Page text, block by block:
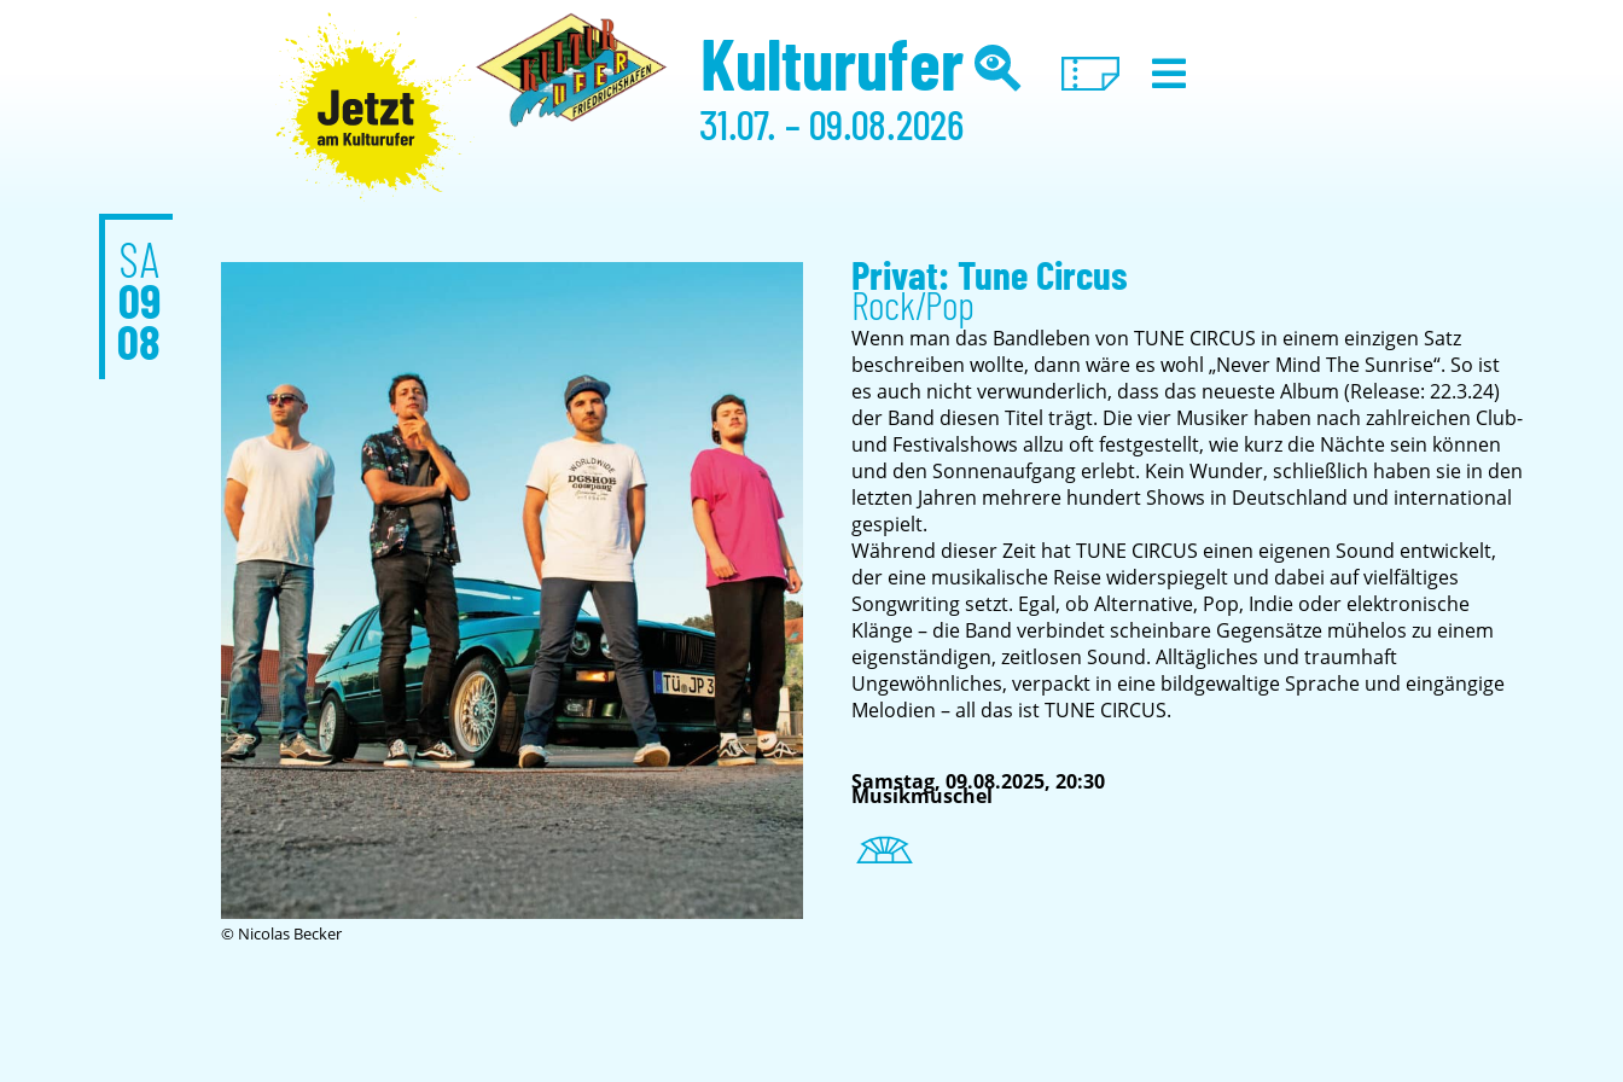
Kulturufer
31.07. – 09.08.2026
SA
09
08
© Nicolas Becker
Privat: Tune Circus
Rock/Pop
Wenn man das Bandleben von TUNE CIRCUS in einem einzigen Satz
beschreiben wollte, dann wäre es wohl „Never Mind The Sunrise“. So ist
es auch nicht verwunderlich, dass das neueste Album (Release: 22.3.24)
der Band diesen Titel trägt. Die vier Musiker haben nach zahlreichen Club-
und Festivalshows allzu oft festgestellt, wie kurz die Nächte sein können
und den Sonnenaufgang erlebt. Kein Wunder, schließlich haben sie in den
letzten Jahren mehrere hundert Shows in Deutschland und international
gespielt.
Während dieser Zeit hat TUNE CIRCUS einen eigenen Sound entwickelt,
der eine musikalische Reise widerspiegelt und dabei auf vielfältiges
Songwriting setzt. Egal, ob Alternative, Pop, Indie oder elektronische
Klänge – die Band verbindet scheinbare Gegensätze mühelos zu einem
eigenständigen, zeitlosen Sound. Alltägliches und traumhaft
Ungewöhnliches, verpackt in eine bildgewaltige Sprache und eingängige
Melodien – all das ist TUNE CIRCUS.
Samstag, 09.08.2025, 20:30
Musikmuschel